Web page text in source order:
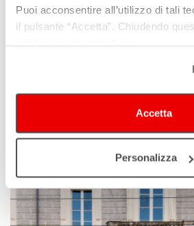
Puoi acconsentire all’utilizzo di tali
il pulsante “Accetta”. Chiudendo
Accetta
Personalizza